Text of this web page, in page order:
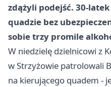
zdążyli podejść. 30-
quadzie bez
sobie trzy promile
W niedzielę dzielnicowi z
w Strzyżowie patrolowali
na kierującego quadem -